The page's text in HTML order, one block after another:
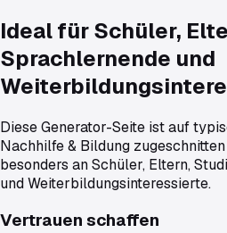
Ideal für Schüler,
Sprachlernende und
Diese Generator-Seite ist auf
Nachhilfe & Bildung
besonders anSchüler, Eltern,
und Weiterbildungsinteressierte.
Vertrauen schaffen